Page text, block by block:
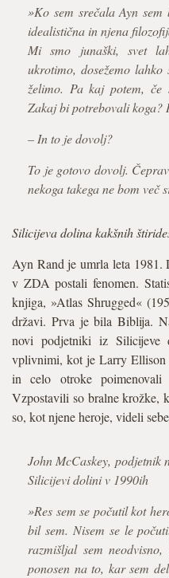
»Ko sem srečala Ayn
idealistična in njena
Mi smo junaški, svet
ukrotimo, dosežemo
želimo. Pa kaj potem, če
Zakaj bi potrebovali koga?
– In to je dovolj?
To je gotovo dovolj.
nekoga takega ne bom več
Silicijeva dolina kakšnih
Ayn Rand je umrla leta 1981.
v ZDA postali fenomen.
knjiga, »Atlas Shrugged«
državi. Prva je bila Biblija.
novi podjetniki iz
vplivnimi, kot je Larry Ellison
in celo otroke
Vzpostavili so bralne krožke,
so, kot njene heroje, videli
John McCaskey, podjetnik
Silicijevi dolini v 1990ih
»Res sem se počutil kot
bil sem. Nisem se le
razmišljal sem
ponosen na to, kar sem